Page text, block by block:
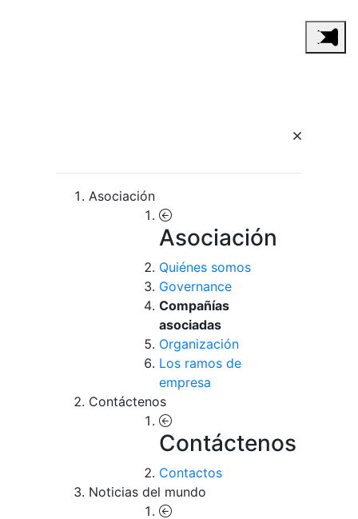
Asociación
Asociación
Quiénes somos
Governance
Compañías
asociadas
Organización
Los ramos de
empresa
Contáctenos
Contáctenos
Contactos
Noticias del mundo